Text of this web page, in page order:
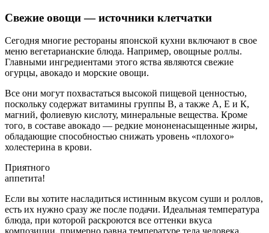
Свежие овощи — источники клетчатки
Сегодня многие рестораны японской кухни включают в свое
меню вегетарианские блюда. Например, овощные роллы.
Главными ингредиентами этого яства являются свежие
огурцы, авокадо и морские овощи.
Все они могут похвастаться высокой пищевой ценностью,
поскольку содержат витамины группы В, а также А, Е и К,
магний, фолиевую кислоту, минеральные вещества. Кроме
того, в составе авокадо — редкие мононенасыщенные жиры,
обладающие способностью снижать уровень «плохого»
холестерина в крови.
Приятного
аппетита!
Если вы хотите насладиться истинным вкусом суши и роллов,
есть их нужно сразу же после подачи. Идеальная температура
блюда, при которой раскроются все оттенки вкуса